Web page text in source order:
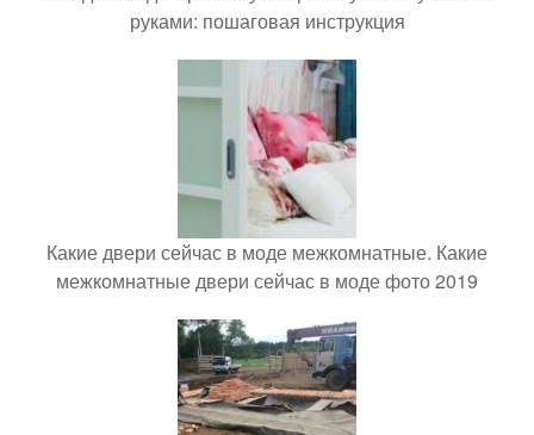
руками: пошаговая инструкция
Какие двери сейчас в моде межкомнатные. Какие
межкомнатные двери сейчас в моде фото 2019